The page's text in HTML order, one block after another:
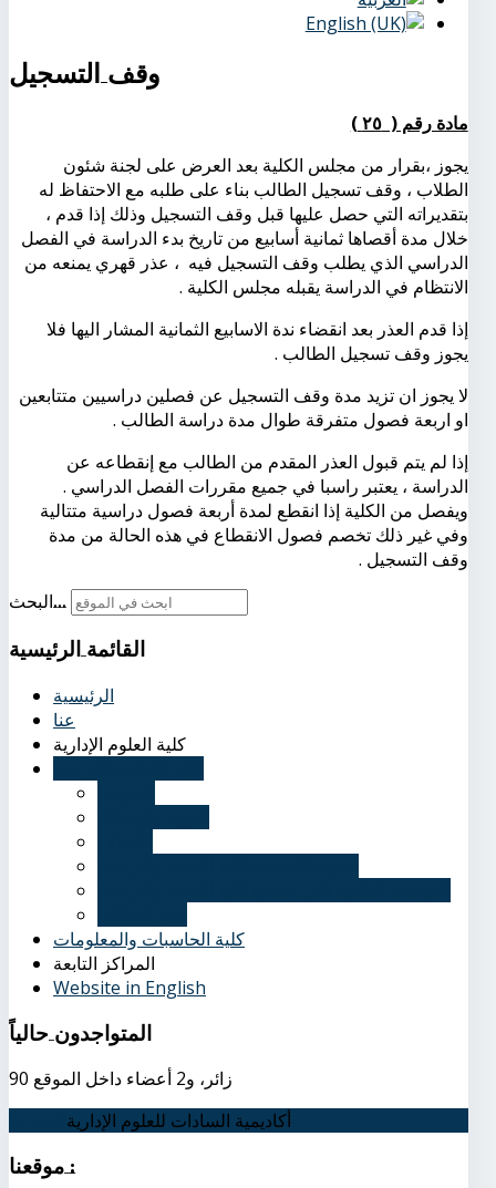
وقف التسجيل
مادة رقم ( ٢٥ )
يجوز ،بقرار من مجلس الكلية بعد العرض على لجنة شئون
الطلاب ، وقف تسجيل الطالب بناء على طلبه مع الاحتفاظ له
بتقديراته التي حصل عليها قبل وقف التسجيل وذلك إذا قدم ،
خلال مدة أقصاها ثمانية أسابيع من تاريخ بدء الدراسة في الفصل
الدراسي الذي يطلب وقف التسجيل فيه ، عذر قهري يمنعه من
الانتظام في الدراسة يقبله مجلس الكلية .
إذا قدم العذر بعد انقضاء ندة الاسابيع الثمانية المشار اليها فلا
يجوز وقف تسجيل الطالب .
لا يجوز ان تزيد مدة وقف التسجيل عن فصلين دراسيين متتابعين
او اربعة فصول متفرقة طوال مدة دراسة الطالب .
إذا لم يتم قبول العذر المقدم من الطالب مع إنقطاعه عن
الدراسة ، يعتبر راسبا في جميع مقررات الفصل الدراسي .
ويفصل من الكلية إذا انقطع لمدة أربعة فصول دراسية متتالية
وفي غير ذلك تخصم فصول الانقطاع في هذه الحالة من مدة
وقف التسجيل .
البحث...
القائمة الرئيسية
الرئيسية
عنا
كلية العلوم الإدارية
كلية الحاسبات والمعلومات
المراكز التابعة
Website in English
المتواجدون حالياً
90 زائر، و2 أعضاء داخل الموقع
أكاديمية السادات للعلوم الإدارية
موقعنا: